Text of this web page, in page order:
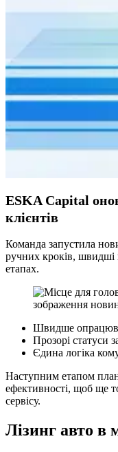
ESKA Capital
клієнтів
Команда запустила
ручних кроків, швидші
етапах.
Швидше
Прозорі статуси
Єдина логіка
Наступним етапом
ефективності, щоб ще
сервісу.
Лізинг авто в